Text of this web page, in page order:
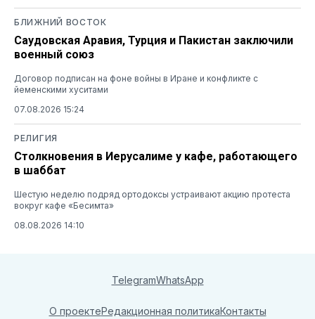
БЛИЖНИЙ ВОСТОК
Саудовская Аравия, Турция и Пакистан заключили
военный союз
Договор подписан на фоне войны в Иране и конфликте с
йеменскими хуситами
07.08.2026 15:24
РЕЛИГИЯ
Столкновения в Иерусалиме у кафе, работающего
в шаббат
Шестую неделю подряд ортодоксы устраивают акцию протеста
вокруг кафе «Бесимта»
08.08.2026 14:10
TelegramWhatsApp
О проектеРедакционная политикаКонтакты